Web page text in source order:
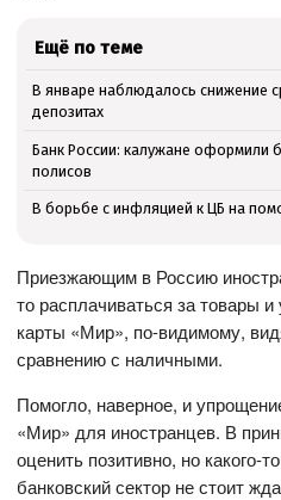
Ещё по теме
В январе наблюдалось снижение
депозитах
Банк России: калужане оформили
полисов
В борьбе с инфляцией к ЦБ на
Приезжающим в Россию
то расплачиваться за товары
карты «Мир», по-видимому,
сравнению с наличными.
Помогло, наверное, и
«Мир» для иностранцев. В
оценить позитивно, но какого-
банковский сектор не стоит